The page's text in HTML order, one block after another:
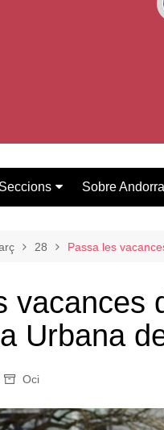
Seccions
Oci
Entrevistes
Salut
Tecnologia
Amor
Sobre
28 Passa les
vacances
Urbana
Oci